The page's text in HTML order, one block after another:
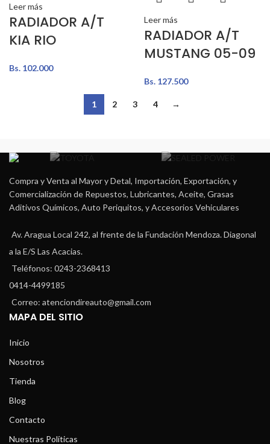
Leer más
RADIADOR A/T
KIA RIO
Bs. 102.000
Leer más
RADIADOR A/T
MUSTANG 05-09
Bs. 127.500
1 2 3 4 →
Compra y Venta al Mayor y Detal, Importación, Exportación, y
Comercialización de Repuestos, Lubricantes, Aceite, Grasas
Aditivos Químicos, Auto Periquitos, y Accesorios Vehiculares
Av. Aragua Local 242, al frente de la Fundación Mendoza. Diagonal
a la E/S Las Acacias.
Teléfonos: 0243-2368413
0414-4499185
Correo: atenciondireauto@gmail.com
MAPA DEL SITIO
Inicio
Nosotros
Tienda
Blog
Contacto
Nuestras Políticas